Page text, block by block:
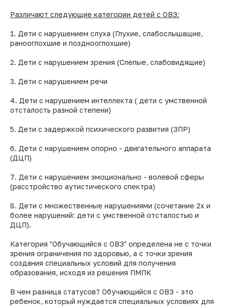
Различают следующие категории детей с ОВЗ:
1. Дети с нарушением слуха (Глухие, слабослышащие,
ранооглохшие и позднооглохшие)
2. Дети с нарушением зрения (Слепые, слабовидящие)
3. Дети с нарушением речи
4. Дети с нарушением интеллекта ( дети с умственной
отсталость разной степени)
5. Дети с задержкой психического развития (ЗПР)
6. Дети с нарушением опорно - двигательного аппарата
(ДЦП)
7. Дети с нарушением эмоционально - волевой сферы
(расстройство аутистического спектра)
8. Дети с множественные нарушениями (сочетание 2х и
более нарушений: дети с умственной отсталостью и
ДЦП).
Категория "Обучающийся с ОВЗ" определена не с точки
зрения ограничения по здоровью, а с точки зрения
создания специальных условий для получения
образования, исходя из решения ПМПК
В чем разница статусов? Обучающийся с ОВЗ - это
ребенок, который нуждается специальных условиях для